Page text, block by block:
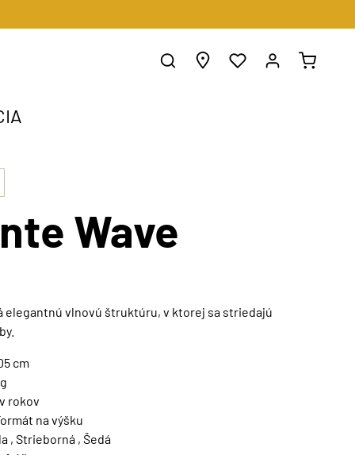
Wave
elegantnú vlnovú štruktúru, v ktorej sa striedajú
cm
rokov
na výšku
, Strieborná , Šedá